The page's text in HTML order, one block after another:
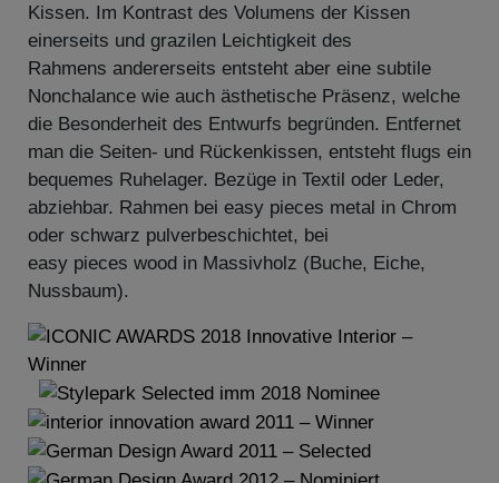
Kissen. Im Kontrast des Volumens der Kissen
einerseits und grazilen Leichtigkeit des
Rahmens andererseits entsteht aber eine subtile
Nonchalance wie auch ästhetische Präsenz, welche
die Besonderheit des Entwurfs begründen. Entfernet
man die Seiten- und Rückenkissen, entsteht flugs ein
bequemes Ruhelager. Bezüge in Textil oder Leder,
abziehbar. Rahmen bei easy pieces metal in Chrom
oder schwarz pulverbeschichtet, bei
easy pieces wood in Massivholz (Buche, Eiche,
Nussbaum).